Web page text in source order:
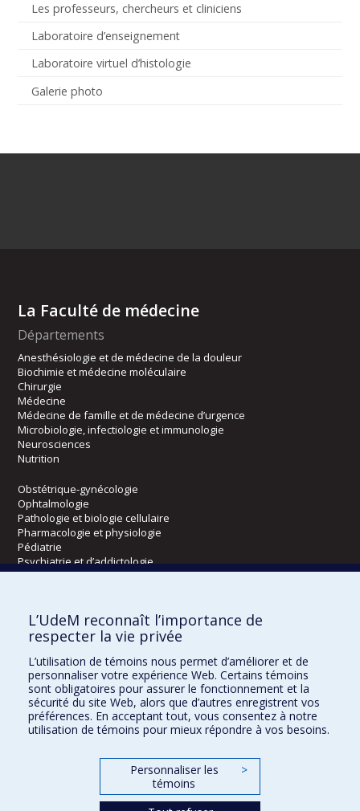
Les professeurs, chercheurs et cliniciens
Laboratoire d’enseignement
Laboratoire virtuel d’histologie
Galerie photo
La Faculté de médecine
Départements
Anesthésiologie et de médecine de la douleur
Biochimie et médecine moléculaire
Chirurgie
Médecine
Médecine de famille et de médecine d’urgence
Microbiologie, infectiologie et immunologie
Neurosciences
Nutrition
Obstétrique-gynécologie
Ophtalmologie
Pathologie et biologie cellulaire
Pharmacologie et physiologie
Pédiatrie
Psychiatrie et d’addictologie
Radiologie, radio-oncologie et médecine nucléaire
Écoles
Orthophonie et audiologie
Réadaptation
Directions
L’UdeM reconnaît l’importance de
respecter la vie privée
L’utilisation de témoins nous permet d’améliorer et de
personnaliser votre expérience Web. Certains témoins
sont obligatoires pour assurer le fonctionnement et la
sécurité du site Web, alors que d’autres enregistrent vos
préférences. En acceptant tout, vous consentez à notre
utilisation de témoins pour mieux répondre à vos besoins.
Personnaliser les
témoins
>